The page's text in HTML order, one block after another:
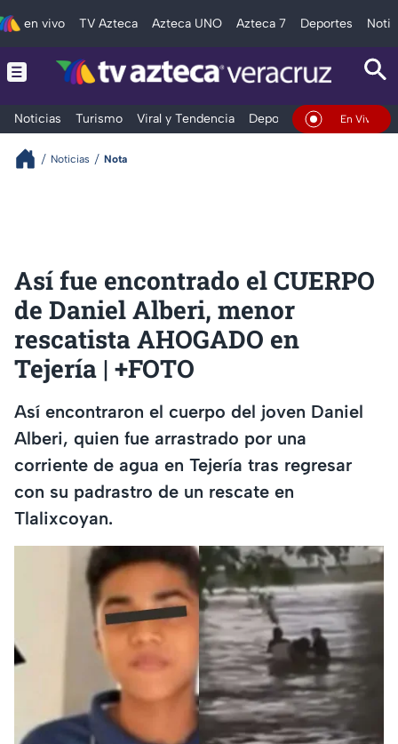
en vivo TV Azteca Azteca UNO Azteca 7 Deportes
Noticias Turismo Viral y Tendencia Deportes Espectáculos
En Vivo
Noticias Nota
Así fue encontrado el CUERPO
de Daniel Alberi, menor
rescatista AHOGADO en
Tejería | +FOTO
Así encontraron el cuerpo del joven Daniel
Alberi, quien fue arrastrado por una
corriente de agua en Tejería tras regresar
con su padrastro de un rescate en
Tlalixcoyan.